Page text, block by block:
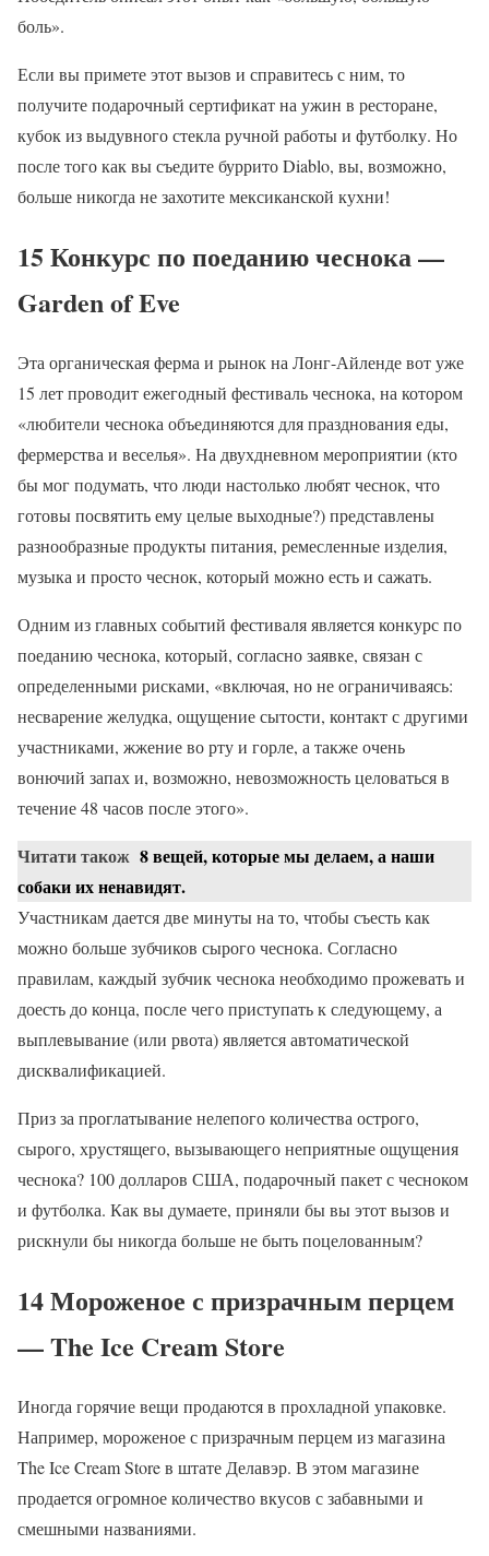
боль».
Если вы примете этот вызов и справитесь с ним, то
получите подарочный сертификат на ужин в ресторане,
кубок из выдувного стекла ручной работы и футболку. Но
после того как вы съедите буррито Diablo, вы, возможно,
больше никогда не захотите мексиканской кухни!
15 Конкурс по поеданию чеснока —
Garden of Eve
Эта органическая ферма и рынок на Лонг-Айленде вот уже
15 лет проводит ежегодный фестиваль чеснока, на котором
«любители чеснока объединяются для празднования еды,
фермерства и веселья». На двухдневном мероприятии (кто
бы мог подумать, что люди настолько любят чеснок, что
готовы посвятить ему целые выходные?) представлены
разнообразные продукты питания, ремесленные изделия,
музыка и просто чеснок, который можно есть и сажать.
Одним из главных событий фестиваля является конкурс по
поеданию чеснока, который, согласно заявке, связан с
определенными рисками, «включая, но не ограничиваясь:
несварение желудка, ощущение сытости, контакт с другими
участниками, жжение во рту и горле, а также очень
вонючий запах и, возможно, невозможность целоваться в
течение 48 часов после этого».
Читати також 8 вещей, которые мы делаем, а наши
собаки их ненавидят.
Участникам дается две минуты на то, чтобы съесть как
можно больше зубчиков сырого чеснока. Согласно
правилам, каждый зубчик чеснока необходимо прожевать и
доесть до конца, после чего приступать к следующему, а
выплевывание (или рвота) является автоматической
дисквалификацией.
Приз за проглатывание нелепого количества острого,
сырого, хрустящего, вызывающего неприятные ощущения
чеснока? 100 долларов США, подарочный пакет с чесноком
и футболка. Как вы думаете, приняли бы вы этот вызов и
рискнули бы никогда больше не быть поцелованным?
14 Мороженое с призрачным перцем
— The Ice Cream Store
Иногда горячие вещи продаются в прохладной упаковке.
Например, мороженое с призрачным перцем из магазина
The Ice Cream Store в штате Делавэр. В этом магазине
продается огромное количество вкусов с забавными и
смешными названиями.